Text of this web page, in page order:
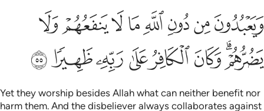
ويعبدون من دون الله ما لا ينفعهم ولا يضرهم وكان الكافر على ربه
وَيَعْبُدُونَ مِن دُونِ ٱللَّهِ مَا لَا يَنفَعُهُمْ وَلَا يَضُرُّهُمْ ۗ وَكَانَ ٱلْكَافِرُ عَلَىٰ
ﳈﳉﳊﳋﳌﳍﳎﳏ
ﳐﳑﳒﳓﳔﳕﳖﳗ
Yet they worship besides Allah what can neither benefit nor
harm them. And the disbeliever always collaborates against